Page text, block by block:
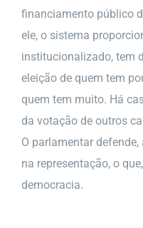
financiamento público
ele, o sistema
institucionalizado, tem
eleição de quem tem
quem tem muito. Há
da votação de outros
O parlamentar
na representação, o
democracia.